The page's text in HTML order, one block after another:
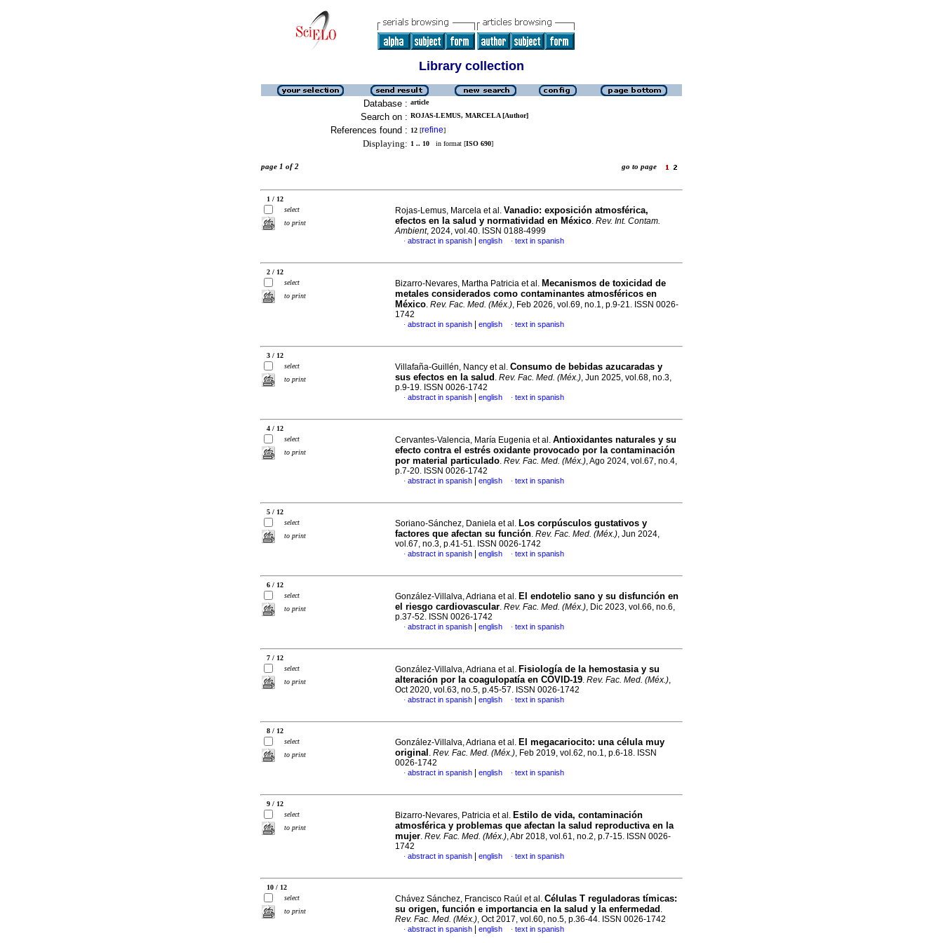
Library collection
Database : article
Search on : ROJAS-LEMUS, MARCELA [Author]
References found : 12 [refine]
Displaying: 1 .. 10 in format [ISO 690]
page 1 of 2 go to page
1 / 12
select
to print
Rojas-Lemus, Marcela et al. Vanadio: exposición atmosférica,
efectos en la salud y normatividad en México. Rev. Int. Contam.
Ambient, 2024, vol.40. ISSN 0188-4999
· abstract in spanish english · text in spanish
2 / 12
select
to print
Bizarro-Nevares, Martha Patricia et al. Mecanismos de toxicidad de
metales considerados como contaminantes atmosféricos en
México. Rev. Fac. Med. (Méx.), Feb 2026, vol.69, no.1, p.9-21. ISSN 0026-
1742
· abstract in spanish english · text in spanish
3 / 12
select
to print
Villafaña-Guillén, Nancy et al. Consumo de bebidas azucaradas y
sus efectos en la salud . Rev. Fac. Med. (Méx.), Jun 2025, vol.68, no.3,
p.9-19. ISSN 0026-1742
· abstract in spanish english · text in spanish
4 / 12
select
to print
Cervantes-Valencia, María Eugenia et al. Antioxidantes naturales y su
efecto contra el estrés oxidante provocado por la contaminación
por material particulado. Rev. Fac. Med. (Méx.), Ago 2024, vol.67, no.4,
p.7-20. ISSN 0026-1742
· abstract in spanish english · text in spanish
5 / 12
select
to print
Soriano-Sánchez, Daniela et al. Los corpúsculos gustativos y
factores que afectan su función. Rev. Fac. Med. (Méx.), Jun 2024,
vol.67, no.3, p.41-51. ISSN 0026-1742
· abstract in spanish english · text in spanish
6 / 12
select
to print
González-Villalva, Adriana et al. El endotelio sano y su disfunción en
el riesgo cardiovascular. Rev. Fac. Med. (Méx.), Dic 2023, vol.66, no.6,
p.37-52. ISSN 0026-1742
· abstract in spanish english · text in spanish
7 / 12
select
to print
González-Villalva, Adriana et al. Fisiología de la hemostasia y su
alteración por la coagulopatía en COVID-19. Rev. Fac. Med. (Méx.),
Oct 2020, vol.63, no.5, p.45-57. ISSN 0026-1742
· abstract in spanish english · text in spanish
8 / 12
select
to print
González-Villalva, Adriana et al. El megacariocito: una célula muy
original . Rev. Fac. Med. (Méx.), Feb 2019, vol.62, no.1, p.6-18. ISSN
0026-1742
· abstract in spanish english · text in spanish
9 / 12
select
to print
Bizarro-Nevares, Patricia et al. Estilo de vida, contaminación
atmosférica y problemas que afectan la salud reproductiva en la
mujer. Rev. Fac. Med. (Méx.), Abr 2018, vol.61, no.2, p.7-15. ISSN 0026-
1742
· abstract in spanish english · text in spanish
10 / 12
select
to print
Chávez Sánchez, Francisco Raúl et al. Células T reguladoras tímicas:
su origen, función e importancia en la salud y la enfermedad .
Rev. Fac. Med. (Méx.), Oct 2017, vol.60, no.5, p.36-44. ISSN 0026-1742
· abstract in spanish english · text in spanish